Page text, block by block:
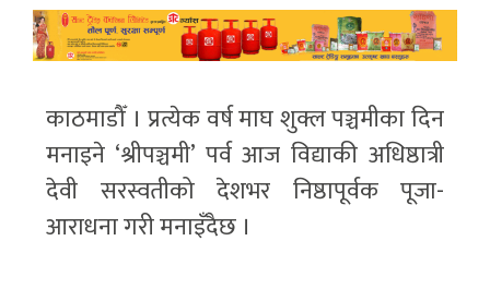
काठमाडौँ । प्रत्येक वर्ष माघ शुक्ल पञ्चमीका दिन
मनाइने ‘श्रीपञ्चमी’ पर्व आज विद्याकी अधिष्ठात्री
देवी सरस्वतीको देशभर निष्ठापूर्वक पूजा-
आराधना गरी मनाइँदैछ ।